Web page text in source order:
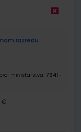
razredu
ministarstva: 7641-
€